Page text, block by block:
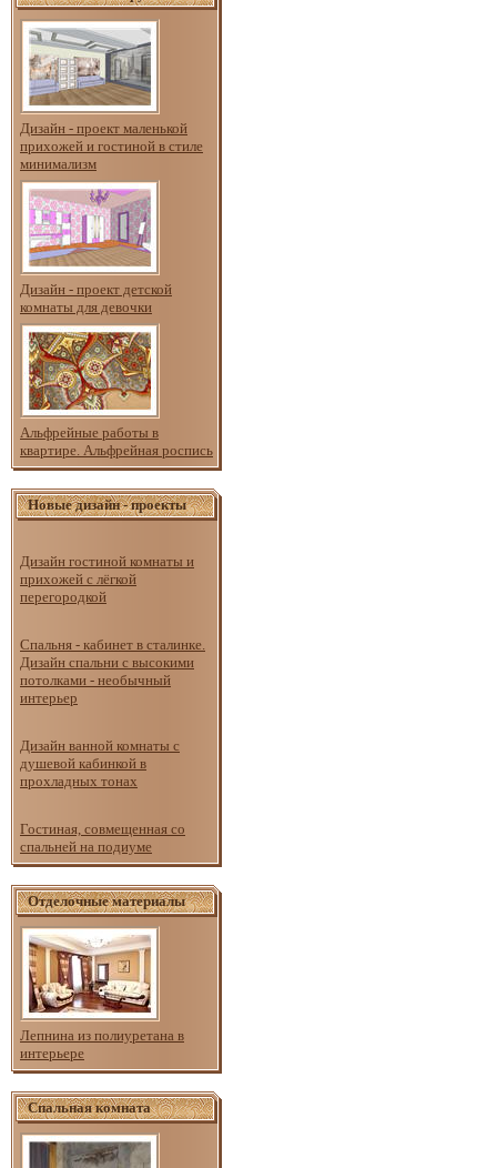
Дизайн - проект маленькой
прихожей и гостиной в стиле
минимализм
Дизайн - проект детской
комнаты для девочки
Альфрейные работы в
квартире. Альфрейная роспись
Новые дизайн - проекты
Дизайн гостиной комнаты и
прихожей с лёгкой
перегородкой
Спальня - кабинет в сталинке.
Дизайн спальни с высокими
потолками - необычный
интерьер
Дизайн ванной комнаты с
душевой кабинкой в
прохладных тонах
Гостиная, совмещенная со
спальней на подиуме
Отделочные материалы
Лепнина из полиуретана в
интерьере
Спальная комната